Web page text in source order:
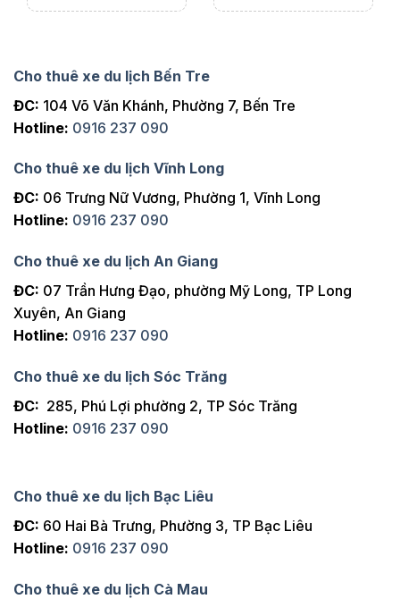
Cho thuê xe du lịch Bến Tre
ĐC: 104 Võ Văn Khánh, Phường 7, Bến Tre
Hotline: 0916 237 090
Cho thuê xe du lịch Vĩnh Long
ĐC: 06 Trưng Nữ Vương, Phường 1, Vĩnh Long
Hotline: 0916 237 090
Cho thuê xe du lịch An Giang
ĐC: 07 Trần Hưng Đạo, phường Mỹ Long, TP Long
Xuyên, An Giang
Hotline: 0916 237 090
Cho thuê xe du lịch Sóc Trăng
ĐC: 285, Phú Lợi phường 2, TP Sóc Trăng
Hotline: 0916 237 090
Cho thuê xe du lịch Bạc Liêu
ĐC: 60 Hai Bà Trưng, Phường 3, TP Bạc Liêu
Hotline: 0916 237 090
Cho thuê xe du lịch Cà Mau